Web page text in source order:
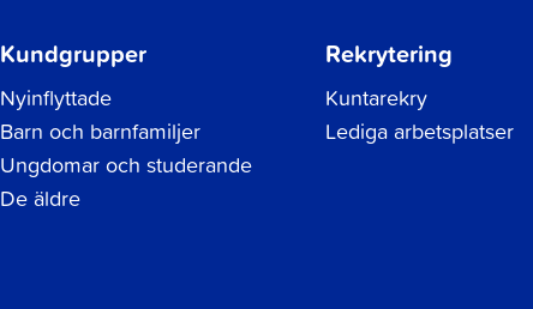
Kundgrupper
Nyinflyttade
Barn och barnfamiljer
Ungdomar och studerande
De äldre
Rekrytering
Kuntarekry
Lediga arbetsplatser